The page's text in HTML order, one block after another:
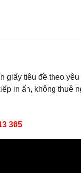
tiêu đề theo
in ấn, không thuê
365